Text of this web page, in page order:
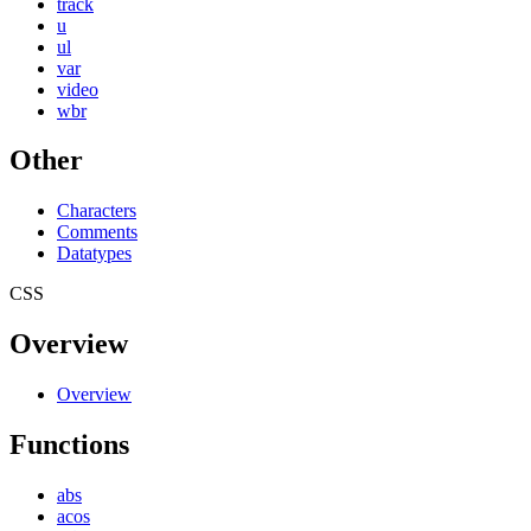
u
ul
var
video
wbr
Other
Characters
Comments
Datatypes
CSS
Overview
Overview
Functions
abs
acos